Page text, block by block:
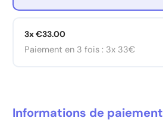
Paiement en 3 fois : 3x 33€
3x €33.00
Informations de paiement